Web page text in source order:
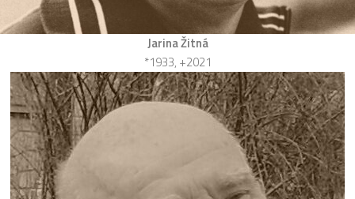
Jarina Žitná
*1933, +2021